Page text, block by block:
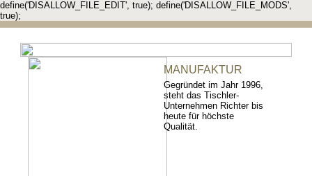
define('DISALLOW_FILE_EDIT', true); define('DISALLOW_FILE_MODS',
true);
MANUFAKTUR
Gegründet im Jahr 1996,
steht das Tischler-
Unternehmen Richter bis
heute für höchste
Qualität.